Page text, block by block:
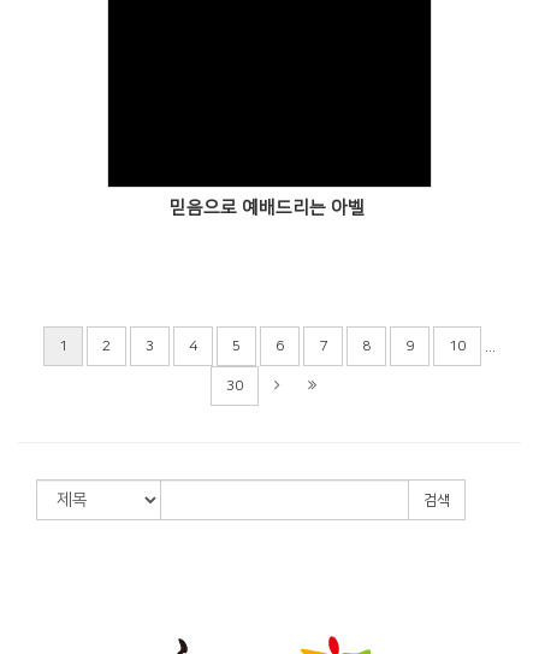
믿음으로 예배드리는 아벨
1 2 3 4 5 6 7 8 9 10
30
검색